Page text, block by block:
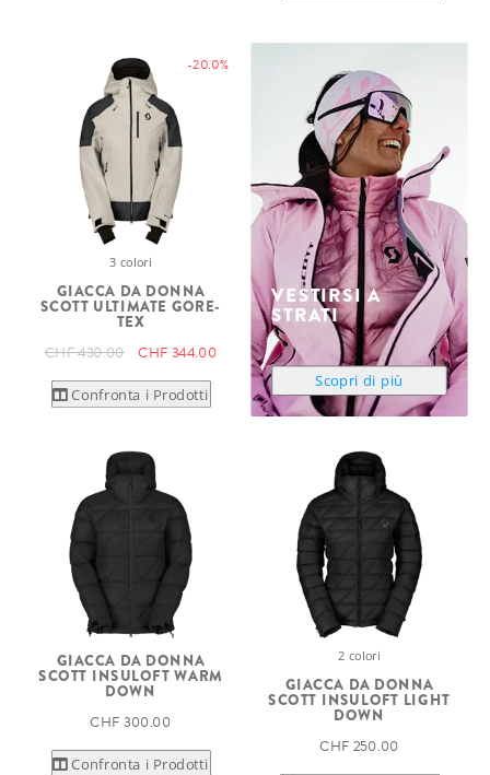
-20.0%
3 colori
GIACCA DA DONNA
SCOTT ULTIMATE GORE-
TEX
CHF 430.00 CHF 344.00
Confronta i Prodotti
VESTIRSI A
STRATI
Scopri di più
GIACCA DA DONNA
SCOTT INSULOFT WARM
DOWN
CHF 300.00
Confronta i Prodotti
2 colori
GIACCA DA DONNA
SCOTT INSULOFT LIGHT
DOWN
CHF 250.00